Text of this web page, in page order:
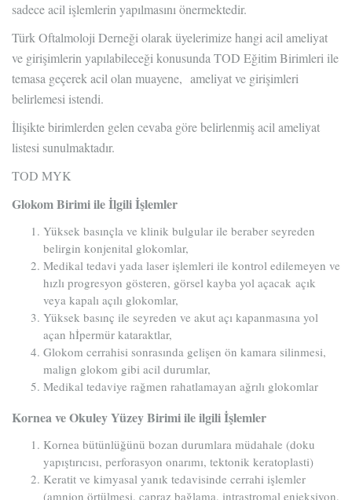
sadece acil işlemlerin yapılmasını önermektedir.
Türk Oftalmoloji Derneği olarak üyelerimize hangi acil ameliyat
ve girişimlerin yapılabileceği konusunda TOD Eğitim Birimleri ile
temasa geçerek acil olan muayene, ameliyat ve girişimleri
belirlemesi istendi.
İlişikte birimlerden gelen cevaba göre belirlenmiş acil ameliyat
listesi sunulmaktadır.
TOD MYK
Glokom Birimi ile İlgili İşlemler
Yüksek basınçla ve klinik bulgular ile beraber seyreden
belirgin konjenital glokomlar,
Medikal tedavi yada laser işlemleri ile kontrol edilemeyen ve
hızlı progresyon gösteren, görsel kayba yol açacak açık
veya kapalı açılı glokomlar,
Yüksek basınç ile seyreden ve akut açı kapanmasına yol
açan hİpermür kataraktlar,
Glokom cerrahisi sonrasında gelişen ön kamara silinmesi,
malign glokom gibi acil durumlar,
Medikal tedaviye rağmen rahatlamayan ağrılı glokomlar
Kornea ve Okuley Yüzey Birimi ile ilgili İşlemler
Kornea bütünlüğünü bozan durumlara müdahale (doku
yapıştırıcısı, perforasyon onarımı, tektonik keratoplasti)
Keratit ve kimyasal yanık tedavisinde cerrahi işlemler
(amnion örtülmesi, çapraz bağlama, intrastromal enjeksiyon,